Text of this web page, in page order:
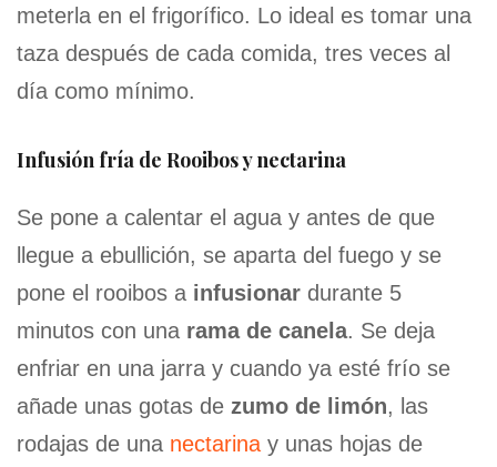
meterla en el frigorífico. Lo ideal es tomar una
taza después de cada comida, tres veces al
día como mínimo.
Infusión fría de Rooibos y nectarina
Se pone a calentar el agua y antes de que
llegue a ebullición, se aparta del fuego y se
pone el rooibos a infusionar durante 5
minutos con una rama de canela. Se deja
enfriar en una jarra y cuando ya esté frío se
añade unas gotas de zumo de limón, las
rodajas de una nectarina y unas hojas de